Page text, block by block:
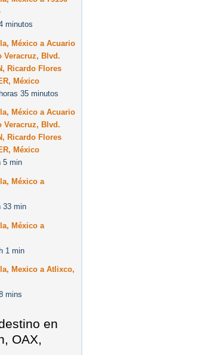
minutos
México a Acuario
Veracruz, Blvd.
Ricardo Flores
México
35 minutos
México a Acuario
Veracruz, Blvd.
Ricardo Flores
México
5 min
México a
33 min
México a
1 min
Mexico a Atlixco,
mins
en
OAX,